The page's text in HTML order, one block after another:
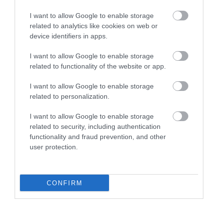
I want to allow Google to enable storage
related to analytics like cookies on web or
device identifiers in apps.
I want to allow Google to enable storage
related to functionality of the website or app.
I want to allow Google to enable storage
related to personalization.
I want to allow Google to enable storage
related to security, including authentication
functionality and fraud prevention, and other
user protection.
CONFIRM
A Földhöz leginkább hasonló bolygót alig 40
fényévnyire találták meg
fenntartásokkal kezelni az eredményeket,azokat
és újra ellenőrizni kell. Ha azonban a mostani